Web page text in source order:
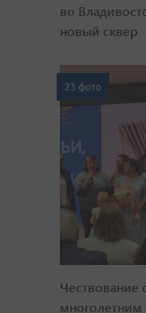
во
новый сквер
23 фото
Чествование